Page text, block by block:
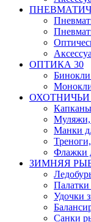
ОПТИКА 30
Бинокли
Капканы
Муляжи,
Манки
Флажки
ЗИМНЯЯ
Удочки
Санки